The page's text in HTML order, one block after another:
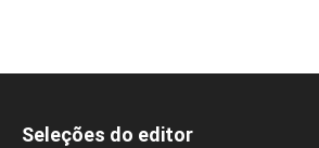
Seleções do editor